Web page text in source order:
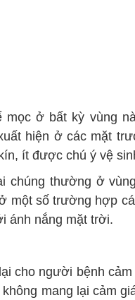
mọc ở bất kỳ vùng
hiện ở các mặt
ít được chú ý vệ
chúng thường ở
một số trường hợp
ánh nắng mặt trời.
cho người bệnh
mang lại cảm